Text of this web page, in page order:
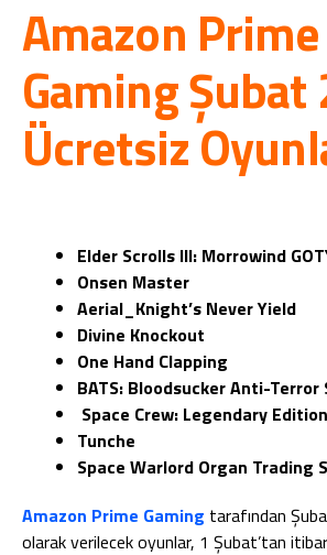
Amazon Prime
Gaming Şubat
Ücretsiz
Elder Scrolls III: Morrowind
Onsen Master
Aerial_Knight’s Never Yield
Divine Knockout
One Hand Clapping
BATS: Bloodsucker Anti-Terror
Space Crew: Legendary Edition
Tunche
Space Warlord Organ Trading
Amazon Prime Gaming tarafından
olarak verilecek oyunlar, 1 Şubat’tan